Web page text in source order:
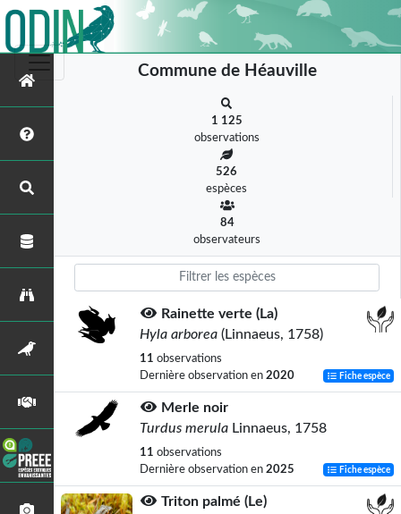
Commune de Héauville
1 125
observations
526
espèces
84
observateurs
Rainette verte (La)
Hyla arborea (Linnaeus, 1758)
11 observations
Dernière observation en 2020 Fiche espèce
Merle noir
Turdus merula Linnaeus, 1758
11 observations
Dernière observation en 2025 Fiche espèce
Triton palmé (Le)